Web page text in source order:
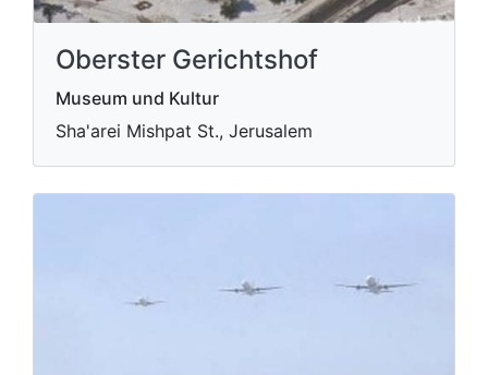
Oberster Gerichtshof
Museum und Kultur
Sha'arei Mishpat St., Jerusalem